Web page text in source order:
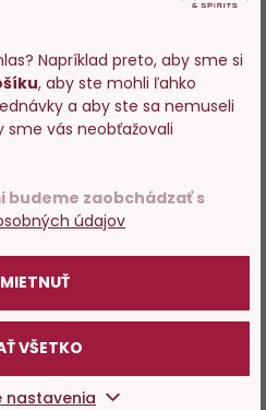
Napríklad preto, aby sme si
, aby ste mohli ľahko
a aby ste sa nemuseli
sme vás neobťažovali
budeme zaobchádzať s
údajov
VŠETKO
nastavenia
na stránky s
Prosím
Vám už bolo 18